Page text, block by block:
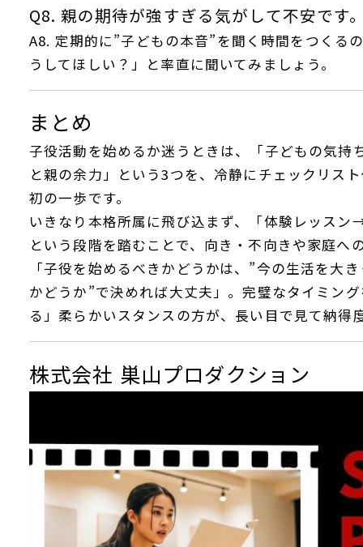
Q8. 親の期待が強すぎる気がして不安です
A8. 定期的に”子どもの本音”を聞く時間をつくる
うしてほしい？」と率直に聞いてみましょう。
まとめ
子役活動を始めるか迷うときは、「子どもの気持
と親の余力」という3つを、冷静にチェックリス
初の一歩です。
いきなり本格所属に飛び込まず、「体験レッス
という段階を踏むことで、向き・不向きや家庭へ
「子役を始めるべきかどうかは、”今の生活を大
かどうか”で決めれば大丈夫」。完璧なタイミン
る」柔らかいスタンスの方が、長い目で見て納得
株式会社 巣山プロダクション